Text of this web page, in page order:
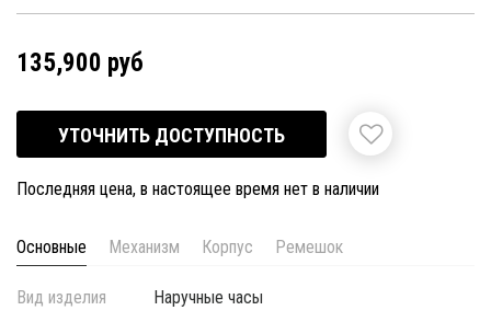
135,900 руб
УТОЧНИТЬ ДОСТУПНОСТЬ
Последняя цена, в настоящее время нет в наличии
Основные Механизм Корпус Ремешок
Вид изделия
Наручные часы